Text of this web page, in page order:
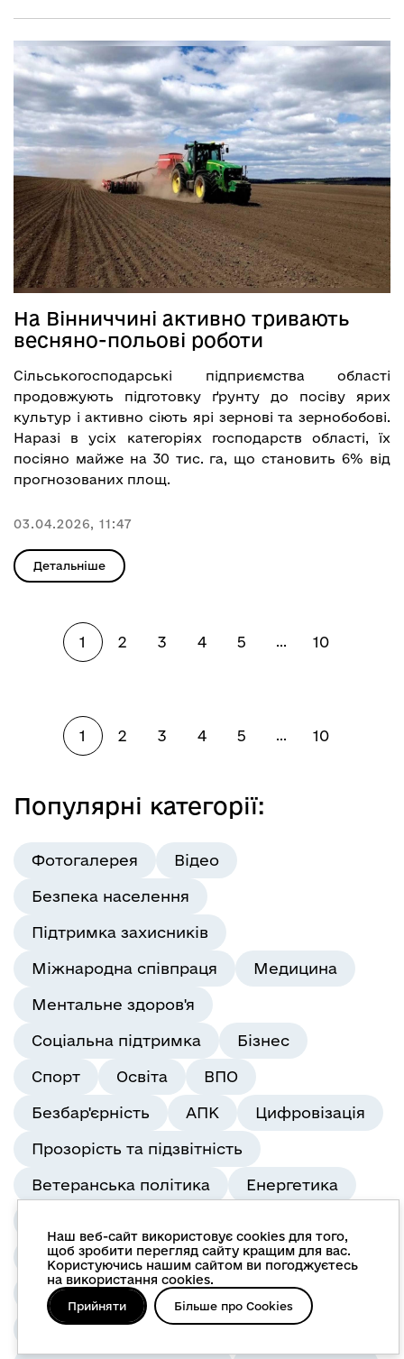
На Вінниччині активно тривають
весняно-польові роботи
Сільськогосподарські підприємства області
продовжують підготовку ґрунту до посіву ярих
культур і активно сіють ярі зернові та зернобобові.
Наразі в усіх категоріях господарств області, їх
посіяно майже на 30 тис. га, що становить 6% від
прогнозованих площ.
03.04.2026, 11:47
Детальніше
1 2 3 4 5 ... 10
1 2 3 4 5 ... 10
Популярні категорії:
Фотогалерея Відео
Безпека населення
Підтримка захисників
Міжнародна співпраця Медицина
Ментальне здоров'я
Соціальна підтримка Бізнес
Спорт Освіта ВПО
Безбар'єрність АПК Цифровізація
Прозорість та підзвітність
Ветеранська політика Енергетика
Гендерна рівність Відбудова
Реформа шкільного харчування
Державні програми
Наш веб-сайт використовує cookies для того,
щоб зробити перегляд сайту кращим для вас.
Користуючись нашим сайтом ви погоджуєтесь
на використання cookies.
Прийняти Більше про Cookies